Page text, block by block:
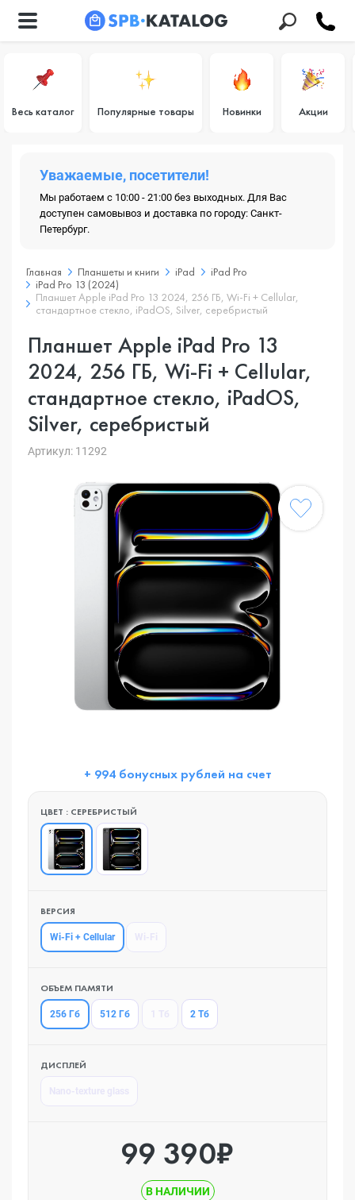
Весь каталог Популярные товары Новинки Акции
Уважаемые, посетители!
Мы работаем с 10:00 - 21:00 без выходных. Для Вас
доступен самовывоз и доставка по городу: Санкт-
Петербург.
Главная Планшеты и книги iPad
iPad Pro
iPad Pro 13 (2024)
Планшет Apple iPad Pro 13 2024, 256 ГБ, Wi-Fi + Cellular,
стандартное стекло, iPadOS, Silver, серебристый
Планшет Apple iPad Pro 13
2024, 256 ГБ, Wi-Fi + Cellular,
стандартное стекло, iPadOS,
Silver, серебристый
Артикул: 11292
+ 994 бонусных рублей на счет
ЦВЕТ : СЕРЕБРИСТЫЙ
ВЕРСИЯ
Wi-Fi + Cellular
ОБЪЕМ ПАМЯТИ
256 Гб 512 Гб 2 Тб
ДИСПЛЕЙ
99 390₽
В НАЛИЧИИ